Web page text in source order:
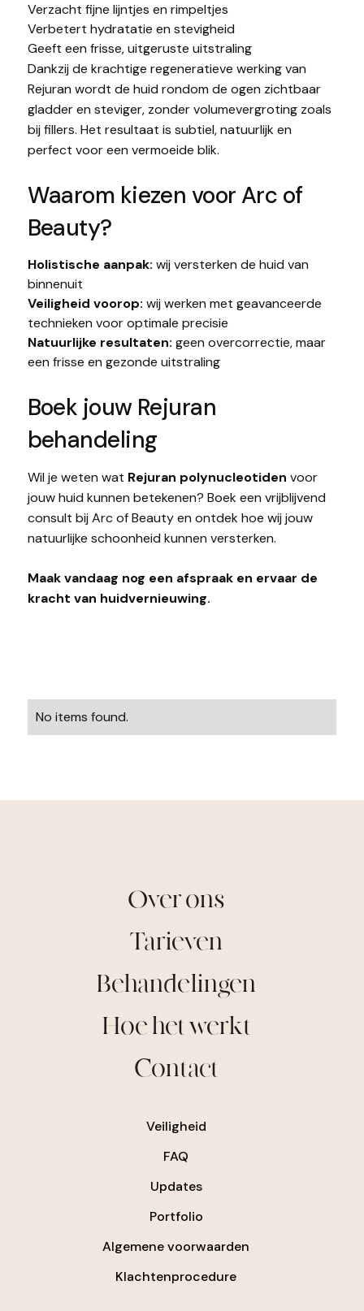
Verzacht fijne lijntjes en rimpeltjes
Verbetert hydratatie en stevigheid
Geeft een frisse, uitgeruste uitstraling
Dankzij de krachtige regeneratieve werking van
Rejuran wordt de huid rondom de ogen zichtbaar
gladder en steviger, zonder volumevergroting zoals
bij fillers. Het resultaat is subtiel, natuurlijk en
perfect voor een vermoeide blik.
Waarom kiezen voor Arc of
Beauty?
Holistische aanpak: wij versterken de huid van
binnenuit
Veiligheid voorop: wij werken met geavanceerde
technieken voor optimale precisie
Natuurlijke resultaten: geen overcorrectie, maar
een frisse en gezonde uitstraling
Boek jouw Rejuran
behandeling
Wil je weten wat Rejuran polynucleotiden voor
jouw huid kunnen betekenen? Boek een vrijblijvend
consult bij Arc of Beauty en ontdek hoe wij jouw
natuurlijke schoonheid kunnen versterken.
Maak vandaag nog een afspraak en ervaar de
kracht van huidvernieuwing.
No items found.
Over ons
Tarieven
Behandelingen
Hoe het werkt
Contact
Veiligheid
FAQ
Updates
Portfolio
Algemene voorwaarden
Klachtenprocedure